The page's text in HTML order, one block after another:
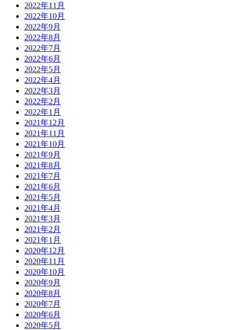
2022年11月
2022年10月
2022年9月
2022年8月
2022年7月
2022年6月
2022年5月
2022年4月
2022年3月
2022年2月
2022年1月
2021年12月
2021年11月
2021年10月
2021年9月
2021年8月
2021年7月
2021年6月
2021年5月
2021年4月
2021年3月
2021年2月
2021年1月
2020年12月
2020年11月
2020年10月
2020年9月
2020年8月
2020年7月
2020年6月
2020年5月